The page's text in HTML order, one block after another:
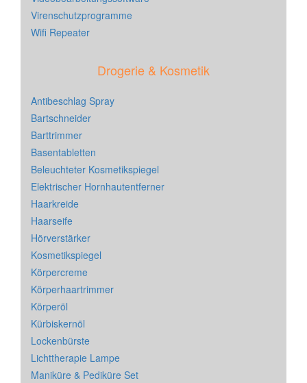
Virenschutzprogramme
Wifi Repeater
Drogerie & Kosmetik
Antibeschlag Spray
Bartschneider
Barttrimmer
Basentabletten
Beleuchteter Kosmetikspiegel
Elektrischer Hornhautentferner
Haarkreide
Haarseife
Hörverstärker
Kosmetikspiegel
Körpercreme
Körperhaartrimmer
Körperöl
Kürbiskernöl
Lockenbürste
Lichttherapie Lampe
Maniküre & Pediküre Set